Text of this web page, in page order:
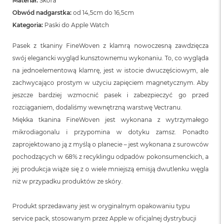
Obwód nadgarstka: od 14,5cm do 16,5cm
Kategoria: Paski do Apple Watch
Pasek z tkaniny FineWoven z klamrą nowoczesną zawdzięcza
swój elegancki wygląd kunsztownemu wykonaniu. To, co wygląda
na jednoelementową klamrę, jest w istocie dwuczęściowym, ale
zachwycająco prostym w użyciu zapięciem magnetycznym. Aby
jeszcze bardziej wzmocnić pasek i zabezpieczyć go przed
rozciąganiem, dodaliśmy wewnętrzną warstwę Vectranu.
Miękka tkanina FineWoven jest wykonana z wytrzymałego
mikrodiagonalu i przypomina w dotyku zamsz. Ponadto
zaprojektowano ją z myślą o planecie – jest wykonana z surowców
pochodzących w 68% z recyklingu odpadów pokonsumenckich, a
jej produkcja wiąże się z o wiele mniejszą emisją dwutlenku węgla
niż w przypadku produktów ze skóry.
Produkt sprzedawany jest w oryginalnym opakowaniu typu
service pack, stosowanym przez Apple w oficjalnej dystrybucji